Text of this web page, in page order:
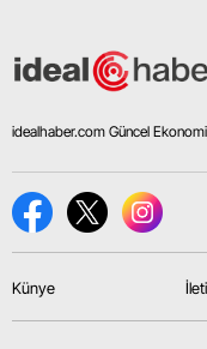
idealhaber.com Güncel
Künye